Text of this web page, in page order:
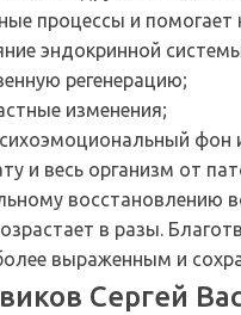
процессы и помогает
эндокринной
регенерацию;
изменения;
фон
и весь организм от
восстановлению
в разы.
выраженным и
Сергей